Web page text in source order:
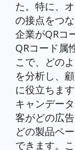
た。特に、
の接点をつ
企業がQRコ
QRコード属
こで、どの
を分析し、
に役立ちま
キャンデー
客がどの広
どの製品ペ
できます。